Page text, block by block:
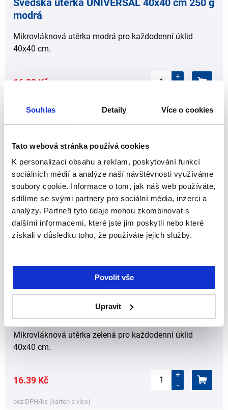
Souhlas Detaily Více o cookies
Tato webová stránka používá cookies
K personalizaci obsahu a reklam, poskytování funkcí
sociálních médií a analýze naší návštěvnosti využíváme
soubory cookie. Informace o tom, jak náš web používáte,
sdílíme se svými partnery pro sociální média, inzerci a
analýzy. Partneři tyto údaje mohou zkombinovat s
dalšími informacemi, které jste jim poskytli nebo které
získali v důsledku toho, že používáte jejich služby.
Povolit vše
Upravit
Švédská utěrka UNIVERSAL 40x40 cm 250 g
modrá
Mikrovláknová utěrka modrá pro každodenní úklid
40x40 cm.
16.39 Kč
+
Švédská utěrka UNIVERSAL 40x40 cm 250 g
Mikrovláknová utěrka zelená pro každodenní úklid
40x40 cm.
16.39 Kč
+
-
bez DPH/ks (karton a více)